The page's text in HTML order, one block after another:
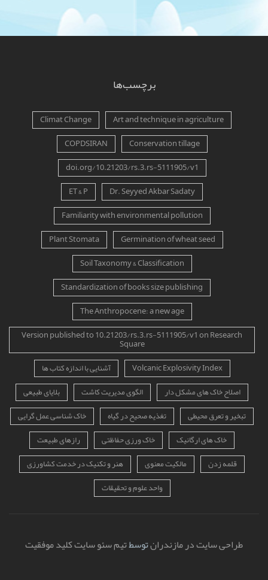
برچسب‌ها
Art and technique in agriculture
Climat Change
Conservation tillage
COPDSIRAN
doi.org/10.21203/rs.3.rs-5111905/v1
Dr. Seyyed Akbar Sadaty
ET & P
Familiarity with environmental pollution
Germination of wheat seed
Plant Stomata
Soil Taxonomy & Classification
Standardization of books size publishing
The Anthropocene: a new age
Version published to 10.21203/rs.3.rs-5111905/v1 on Research
Square
Volcanic Explosivity Index
آشنایی با اندازه کتاب ها
اصلاح خاک های مشکل دار
الگوی مدیریت کاشت
بلایای طبیعی
تبخیر و تعرق محیطی
تغذیه صحیح در گیاه
خاک شناسی عمل گرایی
خاک های ارگانیک
خاک ورزی حفاظتی
رازهای طبیعت
قلمه زدن
مالکیت معنوی
هنر و تکنیک در خدمت کشاورزی
واحد علوم و تحقیقات
طراحی سایت در مازندرانتوسطتیم سئو سایت کلید موفقیت